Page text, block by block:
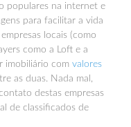
populares na internet e
para facilitar a vida
locais (como
como a Loft e a
imobiliário comvalores
as duas. Nada mal,
destas empresas
de classificados de